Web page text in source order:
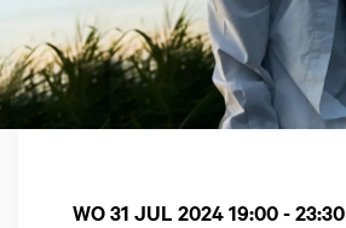
WO 31 JUL 202419:00 - 23:30